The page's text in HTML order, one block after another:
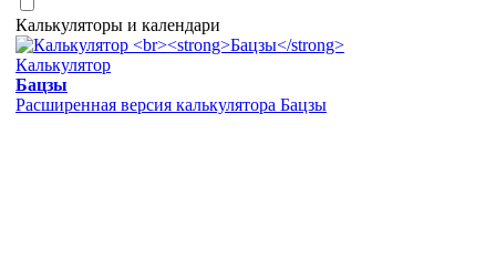
Калькуляторы и календари
Калькулятор
Бацзы
Расширенная версия калькулятора Бацзы